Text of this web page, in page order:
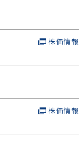
株価情報
株価情報